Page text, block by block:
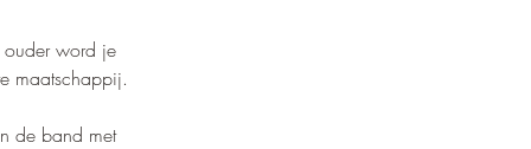
ouder word je
maatschappij.
de band met